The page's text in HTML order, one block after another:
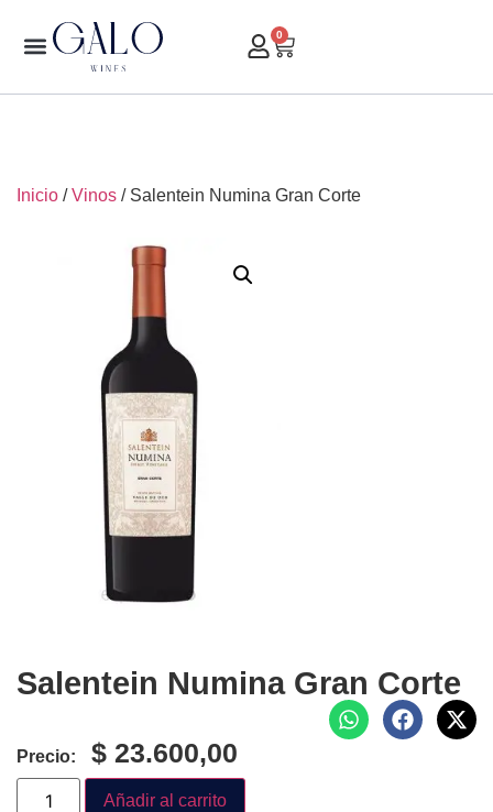
0
Inicio /Vinos / Salentein Numina Gran Corte
Salentein Numina Gran Corte
Precio: $ 23.600,00
Añadir al carrito